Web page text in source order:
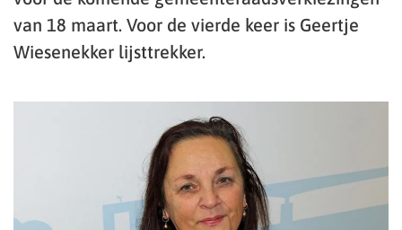
van 18 maart. Voor de vierde keer is Geertje
Wiesenekker lijsttrekker.